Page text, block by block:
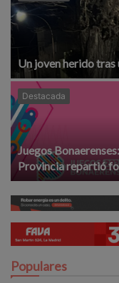
Un joven herido
Destacada
Juegos
Provincia repartió
para la etapa local
Madrid ganó o
Populares